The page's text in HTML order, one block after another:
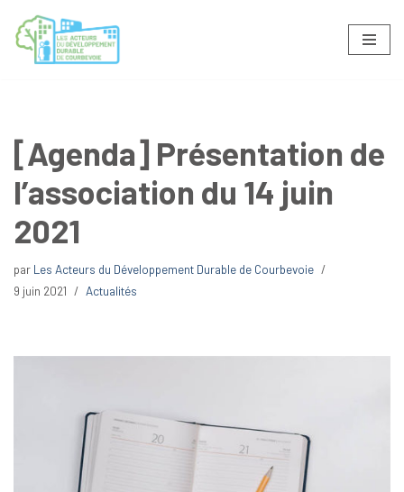
Aller
[Agenda] Présentation de
l’association du 14 juin
2021
par Les Acteurs du Développement Durable de Courbevoie
9 juin 2021
Actualités